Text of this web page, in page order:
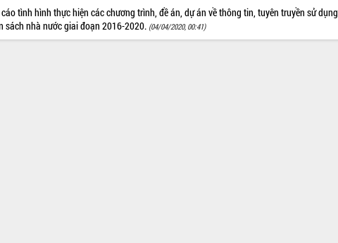
tình hình thực hiện các chương trình, đề án, dự án về thông tin, tuyên truyền sử dụng
sách nhà nước giai đoạn 2016-2020. (04/04/2020, 00:41)